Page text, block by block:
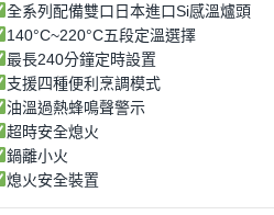
全系列配備雙口日本進口Si感溫爐頭
140°C~220°C五段定溫選擇
最長240分鐘定時設置
支援四種便利烹調模式
油溫過熱蜂鳴聲警示
超時安全熄火
鍋離小火
熄火安全裝置